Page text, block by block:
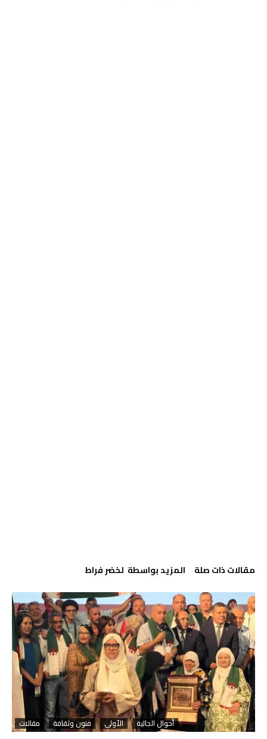
‫مقالات ذات صلة‬ ‫‫المزيد بواسطة‬ ‬ لخضر فراط
أحوال الجالية الأولى فنون وثقافة مقالات